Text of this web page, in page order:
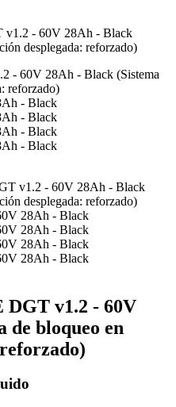
- 60V 28Ah - Black
desplegada: reforzado)
v1.2 - 60V
de bloqueo en